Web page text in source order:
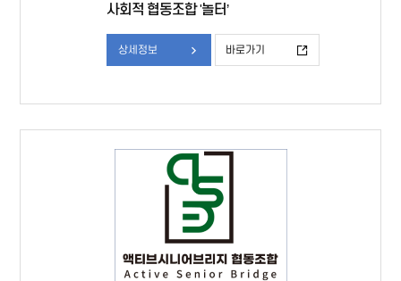
사회적 협동조합 '놀터’
상세정보 바로가기